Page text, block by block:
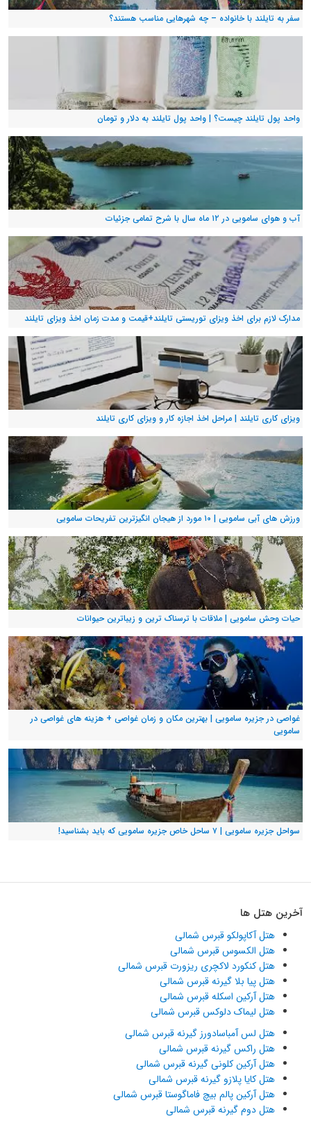
سفر به تایلند با خانواده – چه شهرهایی مناسب هستند؟
واحد پول تایلند چیست؟ | واحد پول تایلند به دلار و تومان
آب و هوای سامویی در ۱۲ ماه سال با شرح تمامی جزئیات
مدارک لازم برای اخذ ویزای توریستی تایلند+قیمت و مدت زمان اخذ ویزای تایلند
ویزای کاری تایلند | مراحل اخذ اجازه کار و ویزای کاری تایلند
ورزش های آبی سامویی | ۱۰ مورد از هیجان انگیزترین تفریحات سامویی
حیات وحش سامویی | ملاقات با ترسناک ترین و زیباترین حیوانات
غواصی در جزیره سامویی | بهترین مکان و زمان غواصی + هزینه های غواصی در
سامویی
سواحل جزیره سامویی | ۷ ساحل خاص جزیره سامویی که باید بشناسید!
آخرین هتل ها
هتل آکاپولکو قبرس شمالی
هتل الکسوس قبرس شمالی
هتل کنکورد لاکچری ریزورت قبرس شمالی
هتل پیا بلا گیرنه قبرس شمالی
هتل آرکین اسکله قبرس شمالی
هتل لیماک دلوکس قبرس شمالی
هتل لس آمباسادورز گیرنه قبرس شمالی
هتل راکس گیرنه قبرس شمالی
هتل آرکین کلونی گیرنه قبرس شمالی
هتل کایا پلازو گیرنه قبرس شمالی
هتل آرکین پالم بیچ فاماگوستا قبرس شمالی
هتل دوم گیرنه قبرس شمالی